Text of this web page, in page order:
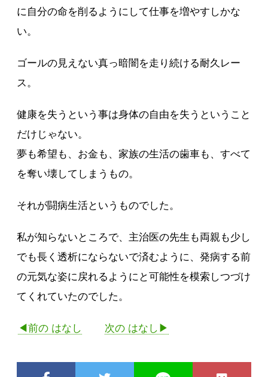
に自分の命を削るようにして仕事を増やすしかな
い。
ゴールの見えない真っ暗闇を走り続ける耐久レー
ス。
健康を失うという事は身体の自由を失うということ
だけじゃない。
夢も希望も、お金も、家族の生活の歯車も、すべて
を奪い壊してしまうもの。
それが闘病生活というものでした。
私が知らないところで、主治医の先生も両親も少し
でも長く透析にならないで済むように、発病する前
の元気な姿に戻れるようにと可能性を模索しつづけ
てくれていたのでした。
◀前の はなし 次の はなし▶